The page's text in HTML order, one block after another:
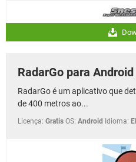
RadarGo para Android
RadarGo é um aplicativo que
de 400 metros ao...
Licença: Gratis OS: Android Idioma: